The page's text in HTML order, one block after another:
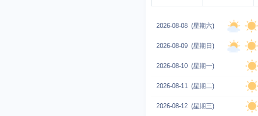
2026-08-08 (星期六)
2026-08-09 (星期日)
2026-08-10 (星期一)
2026-08-11 (星期二)
2026-08-12 (星期三)